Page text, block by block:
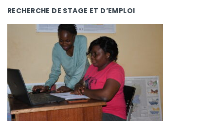
RECHERCHE DE STAGE ET D’EMPLOI